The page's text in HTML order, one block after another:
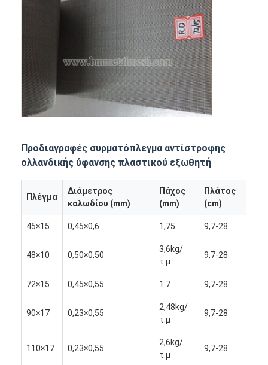
Φράχτης παδέλ
Πλεκτό συρμάτινο πλέγμα
Κουτί από πέτρα
Αρχιτεκτονικό μεταλλικό πλέγμα
Οθόνη μυγών αλυσίδων αργιλίου
φράκτης πλέγματος μετάλλων
Διχτυωτή Κυψέλη Μελισσών
Προδιαγραφές συρματόπλεγμα αντίστροφης
ολλανδικής ύφανσης πλαστικού εξωθητή
Πλέγμα
Διάμετρος
καλωδίου (mm)
Πάχος
(mm)
Πλάτος
(cm)
45×15 0,45×0,6 1,75 9,7-28
48×10 0,50×0,50
3,6kg/
τ.μ
9,7-28
72×15 0,45×0,55 1.7 9,7-28
90×17 0,23×0,55
2,48kg/
τ.μ
9,7-28
110×17 0,23×0,55
2,6kg/
τ.μ
9,7-28